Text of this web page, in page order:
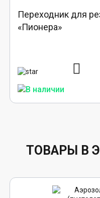
Переходник для
«Пионера»
ТОВАРЫ В